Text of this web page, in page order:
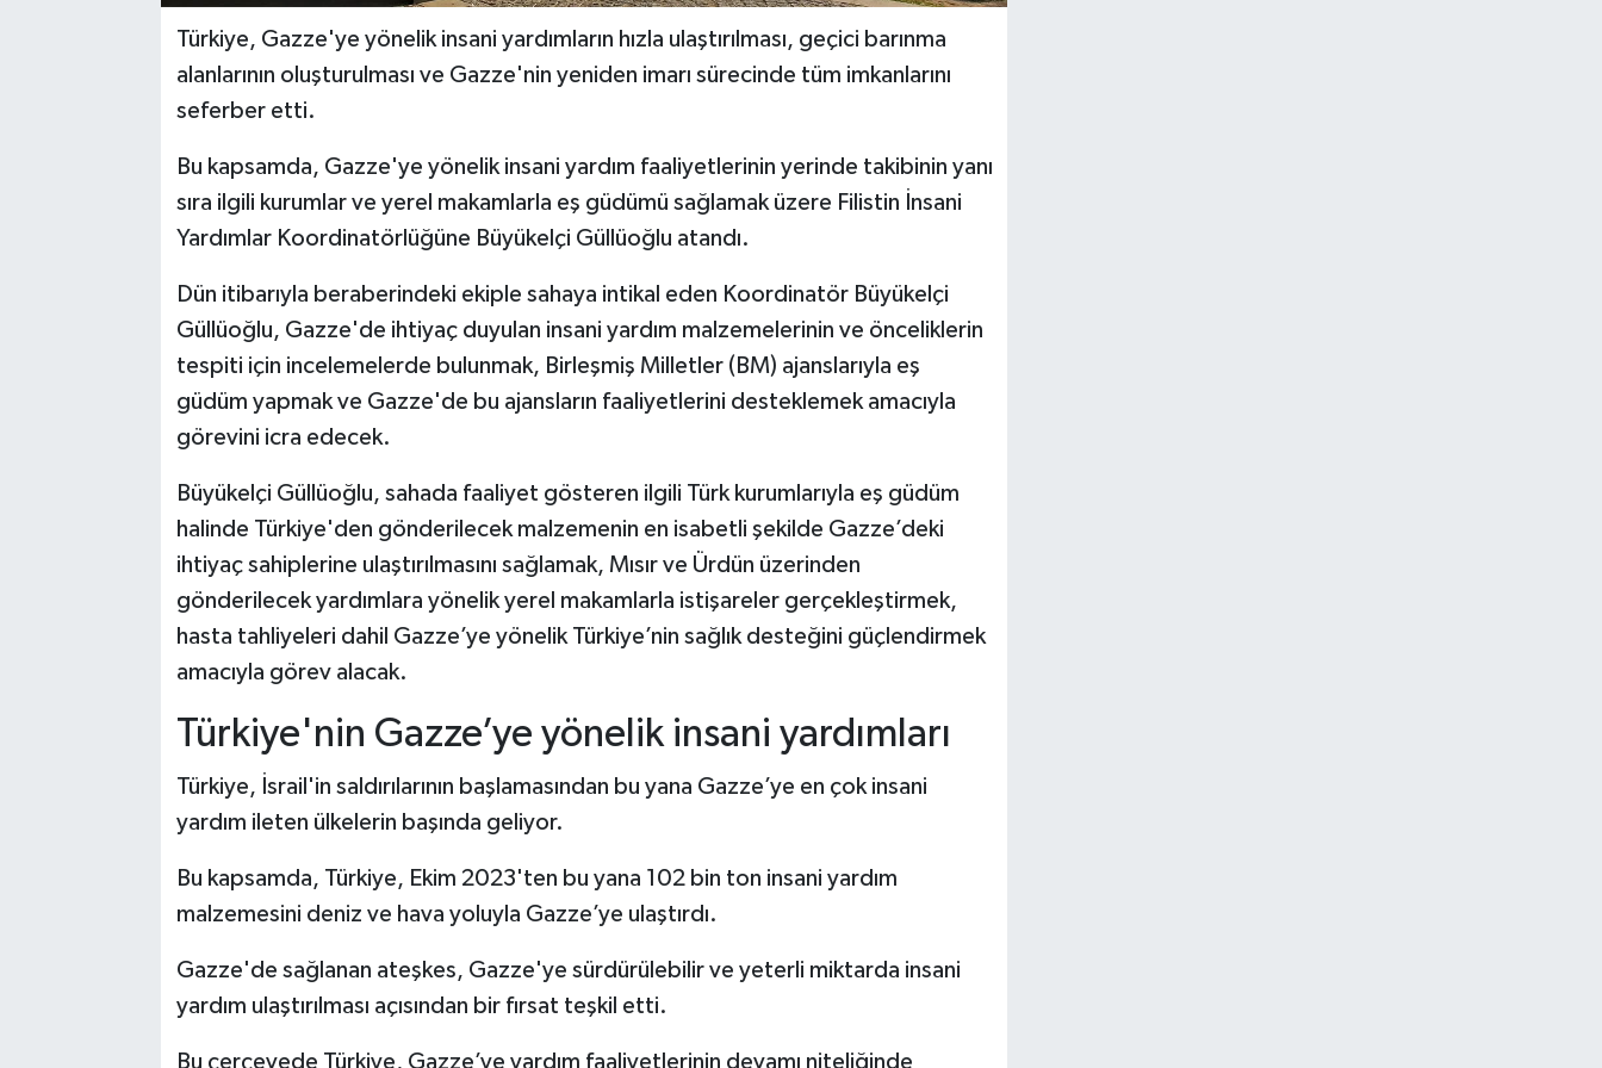
Türkiye, Gazze'ye yönelik insani yardımların hızla ulaştırılması, geçici barınma
alanlarının oluşturulması ve Gazze'nin yeniden imarı sürecinde tüm imkanlarını
seferber etti.
Bu kapsamda, Gazze'ye yönelik insani yardım faaliyetlerinin yerinde takibinin yanı
sıra ilgili kurumlar ve yerel makamlarla eş güdümü sağlamak üzere Filistin İnsani
Yardımlar Koordinatörlüğüne Büyükelçi Güllüoğlu atandı.
Dün itibarıyla beraberindeki ekiple sahaya intikal eden Koordinatör Büyükelçi
Güllüoğlu, Gazze'de ihtiyaç duyulan insani yardım malzemelerinin ve önceliklerin
tespiti için incelemelerde bulunmak, Birleşmiş Milletler (BM) ajanslarıyla eş
güdüm yapmak ve Gazze'de bu ajansların faaliyetlerini desteklemek amacıyla
görevini icra edecek.
Büyükelçi Güllüoğlu, sahada faaliyet gösteren ilgili Türk kurumlarıyla eş güdüm
halinde Türkiye'den gönderilecek malzemenin en isabetli şekilde Gazze’deki
ihtiyaç sahiplerine ulaştırılmasını sağlamak, Mısır ve Ürdün üzerinden
gönderilecek yardımlara yönelik yerel makamlarla istişareler gerçekleştirmek,
hasta tahliyeleri dahil Gazze’ye yönelik Türkiye’nin sağlık desteğini güçlendirmek
amacıyla görev alacak.
Türkiye'nin Gazze’ye yönelik insani yardımları
Türkiye, İsrail'in saldırılarının başlamasından bu yana Gazze’ye en çok insani
yardım ileten ülkelerin başında geliyor.
Bu kapsamda, Türkiye, Ekim 2023'ten bu yana 102 bin ton insani yardım
malzemesini deniz ve hava yoluyla Gazze’ye ulaştırdı.
Gazze'de sağlanan ateşkes, Gazze'ye sürdürülebilir ve yeterli miktarda insani
yardım ulaştırılması açısından bir fırsat teşkil etti.
Bu çerçevede Türkiye, Gazze’ye yardım faaliyetlerinin devamı niteliğinde